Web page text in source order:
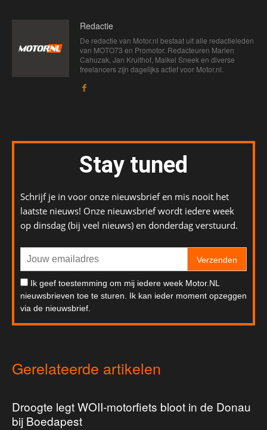
Redactie
De redactie van Motor.nl bestaat uit alle redactieleden
van MOTO73 en Promotor. Redacteuren Marien
Cahuzak, Jan Kruithof, Maikel Sneek en diverse
freelancers zijn dagelijks actief voor Motor.nl.
Stay tuned
Schrijf je in voor onze nieuwsbrief en mis nooit het
laatste nieuws! Onze nieuwsbrief wordt iedere week
op dinsdag (bij veel nieuws) en donderdag verstuurd.
Verzenden
Ik geef toestemming om mij iedere week Motor.NL
nieuwsbrieven toe te sturen. Ik kan ieder moment opzeggen
via de nieuwsbrief.
Gerelateerde artikelen
Droogte legt WOII-motorfiets bloot in de Donau
bij Boedapest